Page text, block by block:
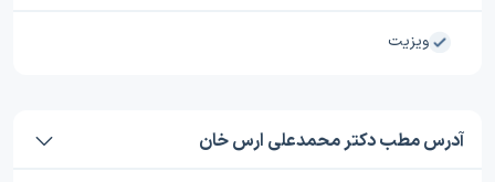
ویزیت
آدرس مطب دکتر محمدعلی ارس خان